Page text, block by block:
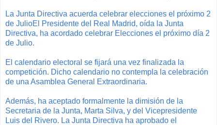
La Junta Directiva acuerda celebrar elecciones el próximo 2
de JulioEl Presidente del Real Madrid, oída la Junta
Directiva, ha acordado celebrar Elecciones el próximo día 2
de Julio.
El calendario electoral se fijará una vez finalizada la
competición. Dicho calendario no contempla la celebración
de una Asamblea General Extraordinaria.
Además, ha aceptado formalmente la dimisión de la
Secretaria de la Junta, Marta Silva, y del Vicepresidente
Luis del Rivero. La Junta Directiva ha aprobado el